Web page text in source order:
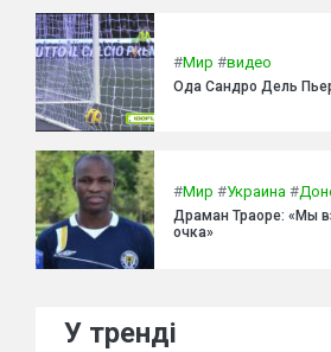
#Мир #видео
Ода Сандро Дель
#Мир #Украина #
Драман Траоре: «Мы
очка»
У тренді